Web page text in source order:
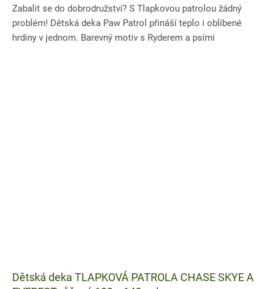
Zabalit se do dobrodružství? S Tlapkovou patrolou žádný
problém! Dětská deka Paw Patrol přináší teplo i oblíbené
hrdiny v jednom. Barevný motiv s Ryderem a psími
Dětská deka TLAPKOVÁ PATROLA CHASE SKYE A